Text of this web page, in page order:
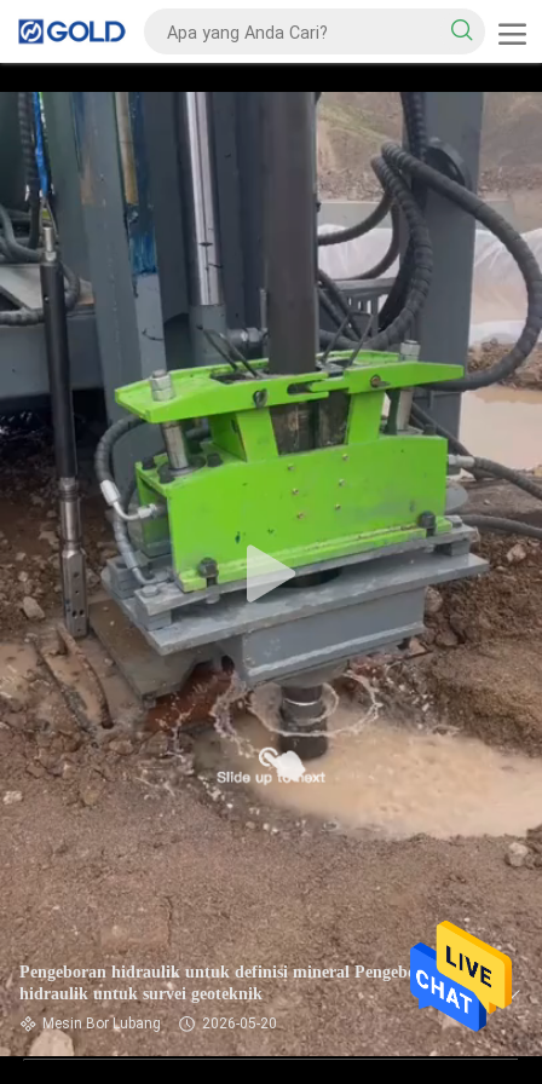
Pengeboran hidraulik untuk definisi mineral Pengeboran
hidraulik untuk survei geoteknik
Mesin Bor Lubang 2026-05-20